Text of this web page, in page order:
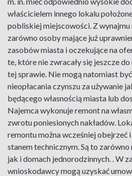
właścicielem innego lokalu
pobliskiej miejscowości. Z
zarówno osoby mające już
zasobów miasta i oczekujące na
te, które nie zwracały się jeszcze
tej sprawie. Nie mogą natomiast
nieopłacania czynszu za używanie
będącego własnością miasta lub
Najemca wykonuje remont na
zwrotu poniesionych nakładów.
remontu można wcześniej obejrzeć
stanem technicznym. Są to
jak i domach jednorodzinnych. . W
wnioskodawcy mogą uzyskać